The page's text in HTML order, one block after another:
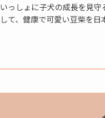
っしょに子犬の成長を見守
て、健康で可愛い豆柴を日